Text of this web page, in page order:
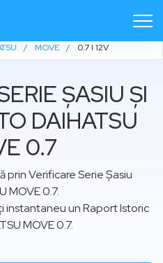
MOVE 0.7 I 12V
ȘASIU ȘI
DAIHATSU
0.7
Verificare Serie Șasiu
MOVE 0.7.
un Raport Istoric
MOVE 0.7.